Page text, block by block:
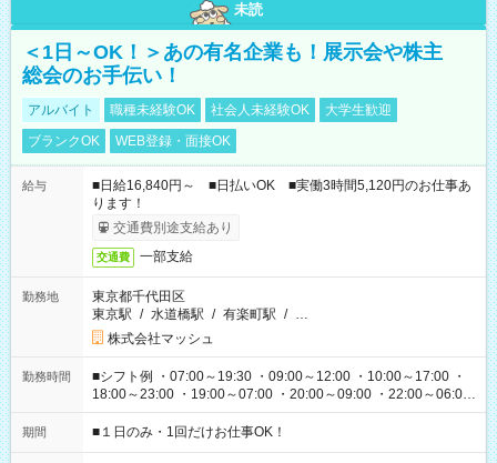
未読
＜1日～OK！＞あの有名企業も！展示会や株主
総会のお手伝い！
アルバイト 職種未経験OK 社会人未経験OK
大学生歓迎
ブランクOK
WEB登録・面接OK
給与
■日給16,840円～ ■日払いOK ■実働3時間5,120円のお仕事あ
ります！
交通費別途支給あり
交通費 一部支給
勤務地
東京都千代田区
東京駅 / 水道橋駅 / 有楽町駅 / …
株式会社マッシュ
勤務時間
■シフト例 ・07:00～19:30 ・09:00～12:00 ・10:00～17:00 ・
18:00～23:00 ・19:00～07:00 ・20:00～09:00 ・22:00～06:00
etc ★最短で3時間で5,120円のお仕事から 15時間で2万円近く稼
げるお仕事も！ ご希望のお時間に合わせてご紹介！ ※シフトは
期間 ■１日のみ・1回だけお仕事OK！